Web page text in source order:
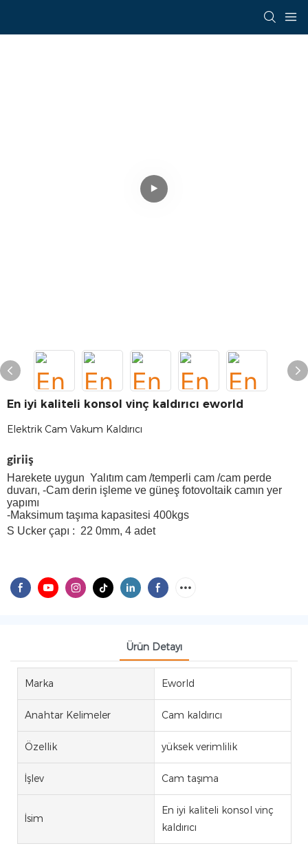
En iyi kaliteli konsol vinç kaldırıcı eworld
Elektrik Cam Vakum Kaldırıcı
giriiş
Harekete uygun Yalıtım cam /temperli cam /cam perde
duvarı, -Cam derin işleme ve güneş fotovoltaik camın yer
yapımı
-Maksimum taşıma kapasitesi 400kgs
S Ucker çapı : 22 0mm, 4 adet
Ürün Detayı
Marka Eworld
Anahtar Kelimeler Cam kaldırıcı
Özellik yüksek verimlilik
İşlev Cam taşıma
İsim
En iyi kaliteli konsol vinç
kaldırıcı